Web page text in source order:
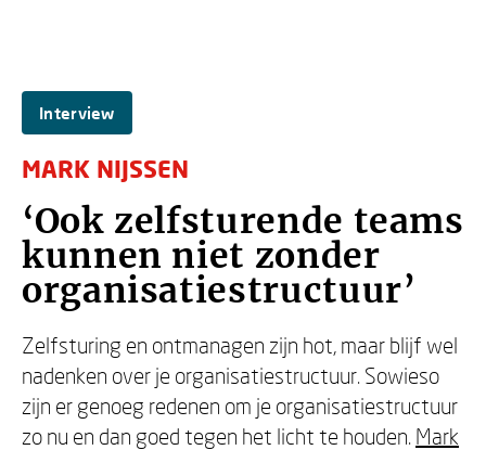
Interview
MARK NIJSSEN
‘Ook zelfsturende teams
kunnen niet zonder
organisatiestructuur’
Zelfsturing en ontmanagen zijn hot, maar blijf wel
nadenken over je organisatiestructuur. Sowieso
zijn er genoeg redenen om je organisatiestructuur
zo nu en dan goed tegen het licht te houden. Mark